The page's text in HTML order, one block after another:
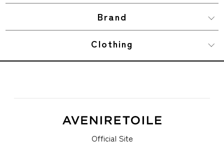
Brand
Clothing
Official Site